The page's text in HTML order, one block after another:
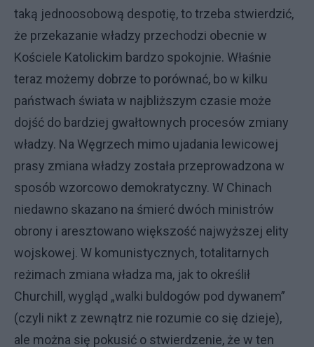
taką jednoosobową despotię, to trzeba stwierdzić,
że przekazanie władzy przechodzi obecnie w
Kościele Katolickim bardzo spokojnie. Właśnie
teraz możemy dobrze to porównać, bo w kilku
państwach świata w najbliższym czasie może
dojść do bardziej gwałtownych procesów zmiany
władzy. Na Węgrzech mimo ujadania lewicowej
prasy zmiana władzy została przeprowadzona w
sposób wzorcowo demokratyczny. W Chinach
niedawno skazano na śmierć dwóch ministrów
obrony i aresztowano większość najwyższej elity
wojskowej. W komunistycznych, totalitarnych
reżimach zmiana władza ma, jak to określił
Churchill, wygląd „walki buldogów pod dywanem”
(czyli nikt z zewnątrz nie rozumie co się dzieje),
ale można się pokusić o stwierdzenie, że w ten